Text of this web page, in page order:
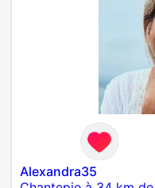
Alexandra35